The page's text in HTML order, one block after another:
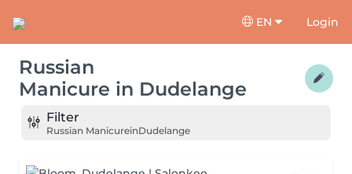
EN Login
Russian
Manicure in Dudelange
Filter
Russian ManicureinDudelange